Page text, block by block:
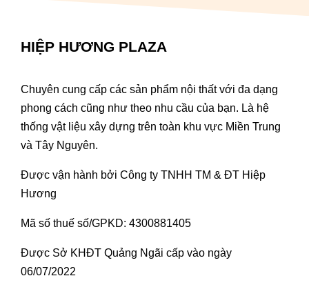
HIỆP HƯƠNG PLAZA
Chuyên cung cấp các sản phẩm nội thất với đa dạng
phong cách cũng như theo nhu cầu của bạn. Là hệ
thống vật liệu xây dựng trên toàn khu vực Miền Trung
và Tây Nguyên.
Được vận hành bởi Công ty TNHH TM & ĐT Hiệp
Hương
Mã số thuế số/GPKD: 4300881405
Được Sở KHĐT Quảng Ngãi cấp vào ngày
06/07/2022